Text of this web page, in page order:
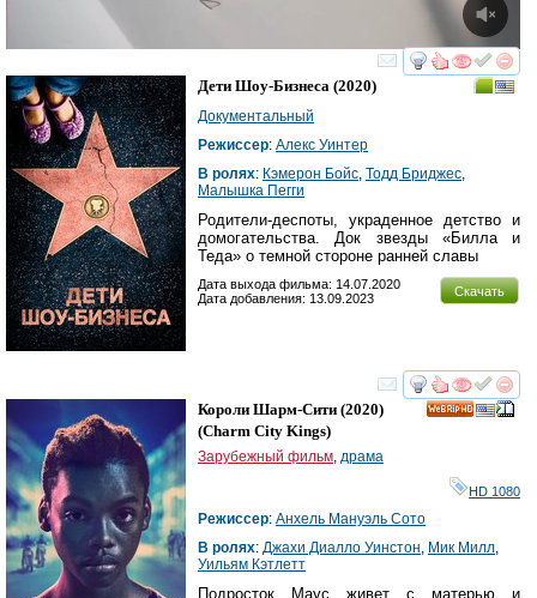
смотреть
Дети Шоу-Бизнеса (2020)
Документальный
Режиссер: Алекс Уинтер
В ролях: Кэмерон Бойс Тодд Бриджес
Малышка Пегги
Родители-деспоты, украденное детство и
домогательства. Док звезды «Билла и
Теда» о темной стороне ранней славы
Скачать
Дата выхода фильма: 14.07.2020
Дата добавления: 13.09.2023
смотреть
Короли Шарм-Сити (2020)
(Charm City Kings)
Зарубежный фильм драма
HD 1080
Режиссер: Анхель Мануэль Сото
В ролях: Джахи Диалло Уинстон Мик Милл
Уильям Кэтлетт
Подросток Маус живет с матерью и